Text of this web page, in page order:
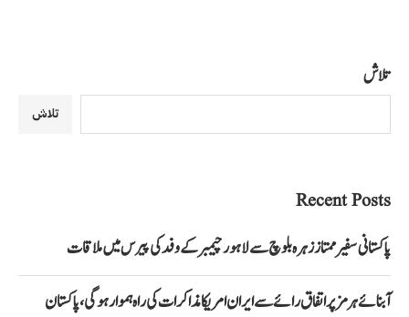
تلاش
تلاش
Recent Posts
پاکستانی سفیر ممتاز زہرہ بلوچ سے لاہور چیمبر کے وفد کی پیرس میں ملاقات
آبنائے ہرمز پر اتفاق رائے سے ایران امریکا مذاکرات کی راہ ہموار ہوگی، پاکستان